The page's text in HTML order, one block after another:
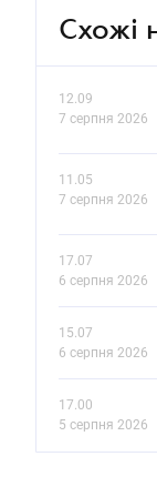
Схожі
12.09
7 серпня 2026
11.05
7 серпня 2026
17.07
6 серпня 2026
15.07
6 серпня 2026
17.00
5 серпня 2026